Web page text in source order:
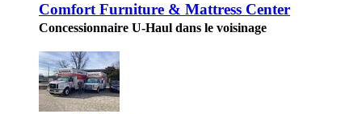
Comfort Furniture & Mattress Center
Concessionnaire U-Haul dans le voisinage